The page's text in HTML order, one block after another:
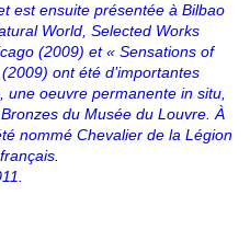
est ensuite présentée à Bilbao
World, Selected Works
(2009) et « Sensations of
ont été d’importantes
une oeuvre permanente in situ,
du Musée du Louvre. À
nommé Chevalier de la Légion